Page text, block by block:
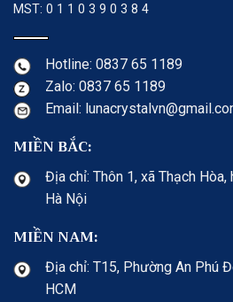
MST: 0 1 1 0 3 9 0 3 8 4
Hotline: 0837 65 1189
Zalo: 0837 65 1189
Email:
MIỀN BẮC:
Địa chỉ: Thôn 1, xã Thạch Hòa,
Hà Nội
MIỀN NAM:
Địa chỉ: T15, Phường An Phú
HCM